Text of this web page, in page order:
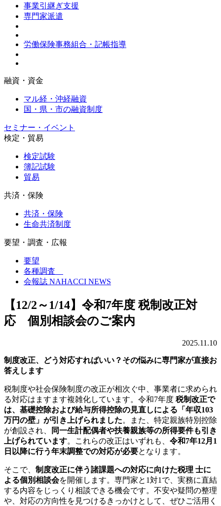
事業引継ぎ支援
専門家派遣
労働保険事務組合・記帳指導
融資・資金
マル経・沖経融資
国・県・市の融資制度
セミナー・イベント
検定・貿易
検定試験
簿記試験
貿易
共済・保険
共済・保険
生命共済制度
要望・調査・広報
要望
各種調査
会報誌 NAHACCI NEWS
【12/2～1/14】令和7年度 税制改正対
応 個別相談会のご案内
2025.11.10
制度改正、どう対応すればいい？その悩みに専門家が直接お
答えします
税制度や社会保険制度の改正が相次ぐ中、事業者に求められ
る対応はますます複雑化しています。令和7年度 税制改正で
は、基礎控除および給与所得控除の見直しによる「年収103
万円の壁」が引き上げられました。また、特定親族特別控除
が創設され、
同一生計配偶者や扶養親族等の所得要件も引き
上げられています。これらの改正はいずれも、 令和7年12月1
日以降に行う年末調整での対応が必要となります。
そこで、 制度改正に伴う諸課題への対応に向けた税理 士に
よる個別相談会を開催します。専門家と1対1で、実務に直結
する内容をじっくり相談できる機会です。不安や疑問の整理
や、対応の方向性を見つけるきっかけとして、ぜひご活用く